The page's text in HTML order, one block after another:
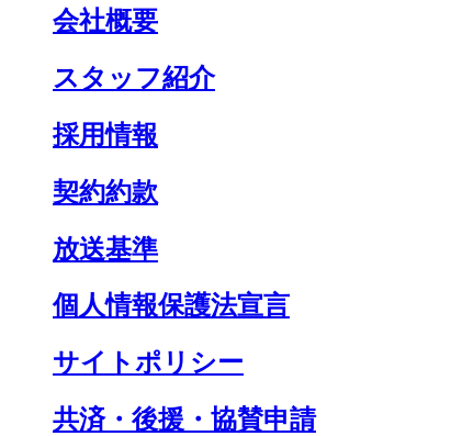
会社概要
スタッフ紹介
採用情報
契約約款
放送基準
個人情報保護法宣言
サイトポリシー
共済・後援・協賛申請